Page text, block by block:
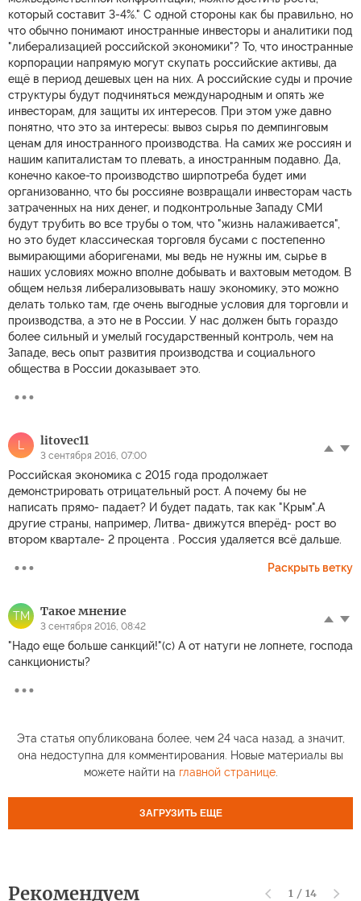
который составит 3-4%." С одной стороны как бы правильно, но
что обычно понимают иностранные инвесторы и аналитики под
"либерализацией российской экономики"? То, что иностранные
корпорации напрямую могут скупать российские активы, да
ещё в период дешевых цен на них. А российские суды и прочие
структуры будут подчиняться международным и опять же
инвесторам, для защиты их интересов. При этом уже давно
понятно, что это за интересы: вывоз сырья по демпинговым
ценам для иностранного производства. На самих же россиян и
нашим капиталистам то плевать, а иностранным подавно. Да,
конечно какое-то производство ширпотреба будет ими
организованно, что бы россияне возвращали инвесторам часть
затраченных на них денег, и подконтрольные Западу СМИ
будут трубить во все трубы о том, что "жизнь налаживается",
но это будет классическая торговля бусами с постепенно
вымирающими аборигенами, мы ведь не нужны им, сырье в
наших условиях можно вполне добывать и вахтовым методом. В
общем нельзя либерализовывать нашу экономику, это можно
делать только там, где очень выгодные условия для торговли и
производства, а это не в России. У нас должен быть гораздо
более сильный и умелый государственный контроль, чем на
Западе, весь опыт развития производства и социального
общества в России доказывает это.
L litovec11
3 сентября 2016, 07:00
Российская экономика с 2015 года продолжает
демонстрировать отрицательный рост. А почему бы не
написать прямо- падает? И будет падать, так как "Крым".А
другие страны, например, Литва- движутся вперёд- рост во
втором квартале- 2 процента . Россия удаляется всё дальше.
Раскрыть ветку
ТМ Такое мнение
3 сентября 2016, 08:42
"Надо еще больше санкций!"(с) А от натуги не лопнете, господа
санкционисты?
Эта статья опубликована более, чем 24 часа назад, а значит,
она недоступна для комментирования. Новые материалы вы
можете найти на главной странице.
ЗАГРУЗИТЬ ЕЩЕ
Рекомендуем 1 / 14